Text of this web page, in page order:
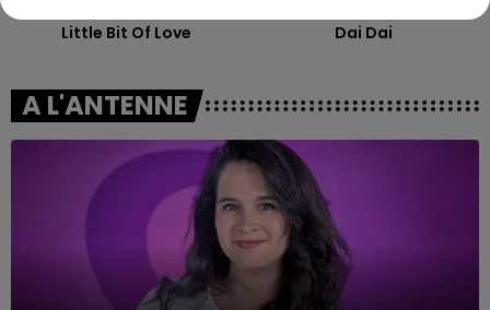
Little Bit Of Love Dai Dai
A L'ANTENNE